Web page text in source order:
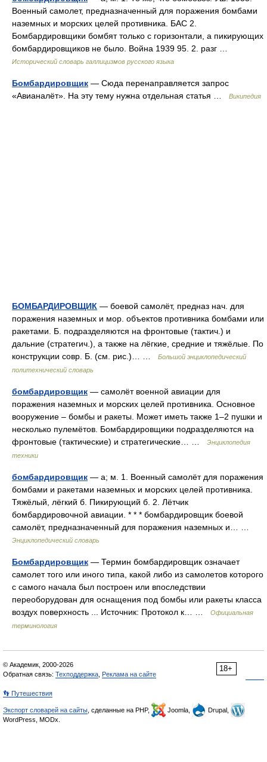
Военный самолет, предназначенный для поражения бомбами
наземных и морских целей противника. БАС 2.
Бомбардировщики бомбят только с горизонтали, а пикирующих
бомбардировщиков не было. Война 1939 95. 2. разг …
Исторический словарь галлицизмов русского языка
Бомбардировщик — Сюда перенаправляется запрос
«Авианалёт». На эту тему нужна отдельная статья …
Википедия
БОМБАРДИРОВЩИК — боевой самолёт, предназ нач. для
поражения наземных и мор. объектов противника бомбами или
ракетами. Б. подразделяются на фронтовые (тактич.) и
дальние (стратегич.), а также на лёгкие, средние и тяжёлые. По
конструкции совр. Б. (см. рис.)… …
Большой энциклопедический
политехнический словарь
бомбардировщик — самолёт военной авиации для
поражения наземных и морских целей противника. Основное
вооружение – бомбы и ракеты. Может иметь также 1–2 пушки и
несколько пулемётов. Бомбардировщики подразделяются на
фронтовые (тактические) и стратегические… …
Энциклопедия
техники
бомбардировщик — а; м. 1. Военный самолёт для поражения
бомбами и ракетами наземных и морских целей противника.
Тяжёлый, лёгкий б. Пикирующий б. 2. Лётчик
бомбардировочной авиации. * * * бомбардировщик боевой
самолёт, предназначенный для поражения наземных и… …
Энциклопедический словарь
Бомбардировщик — Термин бомбардировщик означает
самолет того или иного типа, какой либо из самолетов которого
с самого начала был построен или впоследствии
переоборудован для оснащения под бомбы или ракеты класса
воздух поверхность ... Источник: Протокол к… …
Официальная
терминология
18+
© Академик, 2000-2026
Обратная связь: Техподдержка Реклама на сайте
👣 Путешествия
Экспорт словарей на сайты , сделанные на PHP, Joomla,
Drupal,
WordPress, MODx.